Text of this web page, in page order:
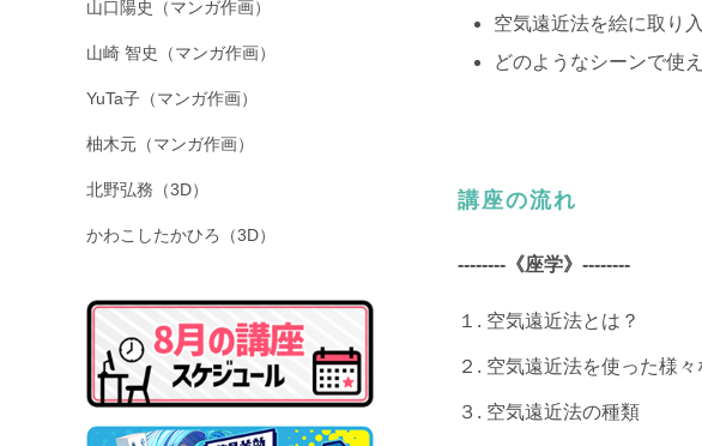
山口陽史（マンガ作画）
山崎 智史（マンガ作画）
YuTa子（マンガ作画）
柚木元（マンガ作画）
北野弘務（3D）
かわこしたかひろ（3D）
空気遠近法を絵に取り
どのようなシーンで使
講座の流れ
--------《座学》--------
１. 空気遠近法とは？
２. 空気遠近法を使った様々
３. 空気遠近法の種類